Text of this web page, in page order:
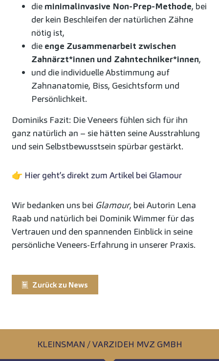
die minimalinvasive Non-Prep-Methode, bei
der kein Beschleifen der natürlichen Zähne
nötig ist,
die enge Zusammenarbeit zwischen
Zahnärzt*innen und Zahntechniker*innen,
und die individuelle Abstimmung auf
Zahnanatomie, Biss, Gesichtsform und
Persönlichkeit.
Dominiks Fazit: Die Veneers fühlen sich für ihn
ganz natürlich an – sie hätten seine Ausstrahlung
und sein Selbstbewusstsein spürbar gestärkt.
👉 Hier geht’s direkt zum Artikel bei Glamour
Wir bedanken uns bei Glamour, bei Autorin Lena
Raab und natürlich bei Dominik Wimmer für das
Vertrauen und den spannenden Einblick in seine
persönliche Veneers-Erfahrung in unserer Praxis.
Zurück zu News
KLEINSMAN / VARZIDEH MVZ GMBH